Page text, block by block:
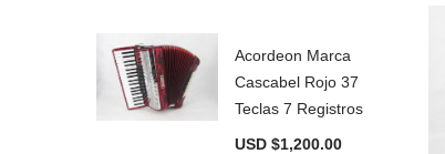
Acordeon Marca
Cascabel Rojo 37
Teclas 7 Registros
USD $1,200.00